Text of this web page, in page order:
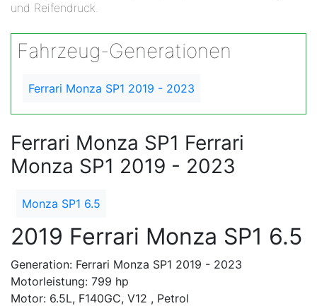
und Reifendruck.
Fahrzeug-Generationen
Ferrari Monza SP1 2019 - 2023
Ferrari Monza SP1 Ferrari
Monza SP1 2019 - 2023
Monza SP1 6.5
2019 Ferrari Monza SP1 6.5
Generation: Ferrari Monza SP1 2019 - 2023
Motorleistung: 799 hp
Motor: 6.5L, F140GC, V12 , Petrol